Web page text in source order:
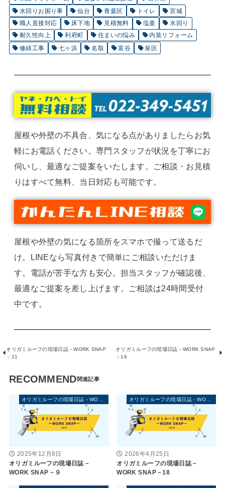
水回りお困り事
仙台 青葉区 トイレ
宮城
職人直接対応
床下地 見積無料 塩釜
水回り
耐久性向上
利府町 住まいの悩み
内装リフォーム
修繕工事
七ヶ浜 名取 富谷 泉区
屋根や外壁の不具合、気になる点がありましたらお気
軽にお電話ください。専門スタッフが状況を丁寧にお
伺いし、最適なご提案をいたします。ご相談・お見積
りはすべて無料、当日対応も可能です。
屋根や外壁の気になる箇所をスマホで撮って送るだ
け。LINEなら写真付きで簡単にご相談いただけま
す。電話が苦手な方も安心。担当スタッフが確認後、
最適なご提案を差し上げます。ご相談は24時間受付
中です。
オリガミルーフの現場日誌－WORK SNAP
－21
オリガミルーフの現場日誌－WORK SNAP
－18
RECOMMEND
2025年12月8日
オリガミルーフの現場日誌－
WORK SNAP－９
2026年4月25日
オリガミルーフの現場日誌－
WORK SNAP－18